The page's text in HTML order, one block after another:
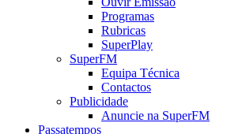
Programas
Rubricas
SuperPlay
SuperFM
Equipa Técnica
Contactos
Publicidade
Anuncie na SuperFM
Passatempos